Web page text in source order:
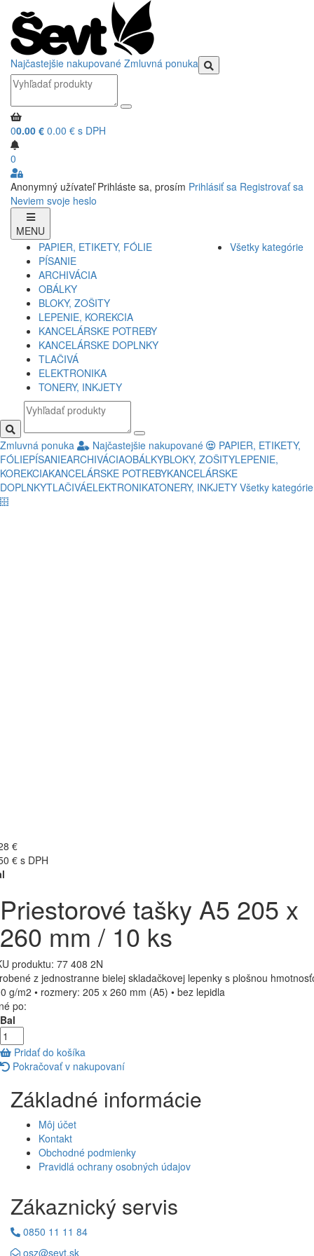
Najčastejšie nakupované Zmluvná ponuka
00.00 € 0.00 € s DPH
0
Anonymný užívateľ Prihláste sa, prosím Prihlásiť sa Registrovať sa
Neviem svoje heslo
MENU
PAPIER, ETIKETY, FÓLIE
PÍSANIE
ARCHIVÁCIA
OBÁLKY
BLOKY, ZOŠITY
LEPENIE, KOREKCIA
KANCELÁRSKE POTREBY
KANCELÁRSKE DOPLNKY
TLAČIVÁ
ELEKTRONIKA
TONERY, INKJETY
Všetky kategórie
Zmluvná ponuka Najčastejšie nakupované
PAPIER, ETIKETY,
FÓLIEPÍSANIEARCHIVÁCIAOBÁLKYBLOKY, ZOŠITYLEPENIE,
KOREKCIAKANCELÁRSKE POTREBYKANCELÁRSKE
DOPLNKYTLAČIVÁELEKTRONIKATONERY, INKJETY Všetky kategórie
€
€ s DPH
Priestorové tašky A5 205 x
260 mm / 10 ks
produktu: 77 408 2N
z jednostranne bielej skladačkovej lepenky s plošnou
g/m2 • rozmery: 205 x 260 mm (A5) • bez lepidla
po:
Pridať do košíka
Pokračovať v nakupovaní
Základné informácie
Môj účet
Kontakt
Obchodné podmienky
Pravidlá ochrany osobných údajov
Zákaznický servis
0850 11 11 84
osz@sevt.sk